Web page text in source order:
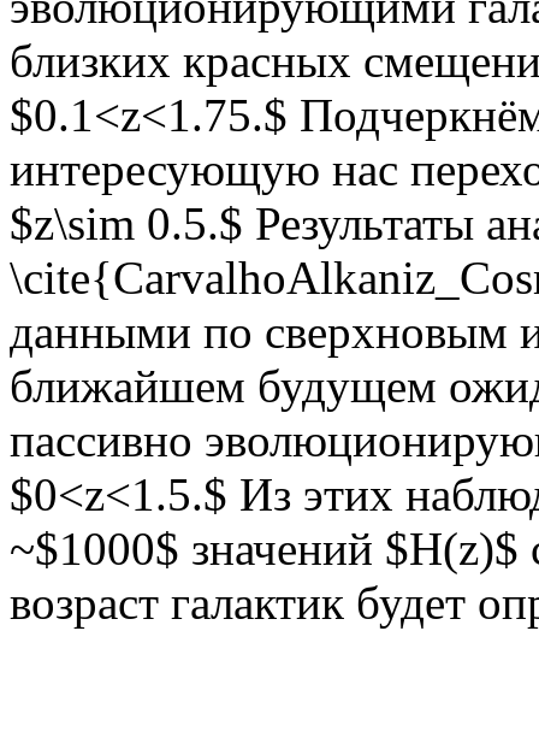
близких красных
$0.1<z<1.75.$
интересующую нас
$z\sim 0.5.$ Результаты
данными по сверхновым
ближайшем будущем
пассивно
$0<z<1.5.$ Из этих
~$1000$ значений
возраст галактик будет